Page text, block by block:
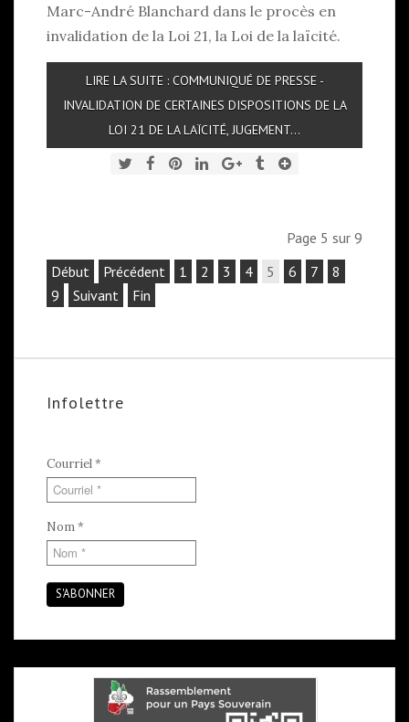
Marc-André Blanchard dans le procès en
invalidation de la Loi 21, la Loi de la laïcité.
LIRE LA SUITE : COMMUNIQUÉ DE PRESSE -
INVALIDATION DE CERTAINES DISPOSITIONS DE LA
LOI 21 DE LA LAÏCITÉ, JUGEMENT...
Page 5 sur 9
Début
Précédent 1 2 3 4 5 6 7
8
9
Suivant Fin
Infolettre
Courriel*
Nom*
S'ABONNER